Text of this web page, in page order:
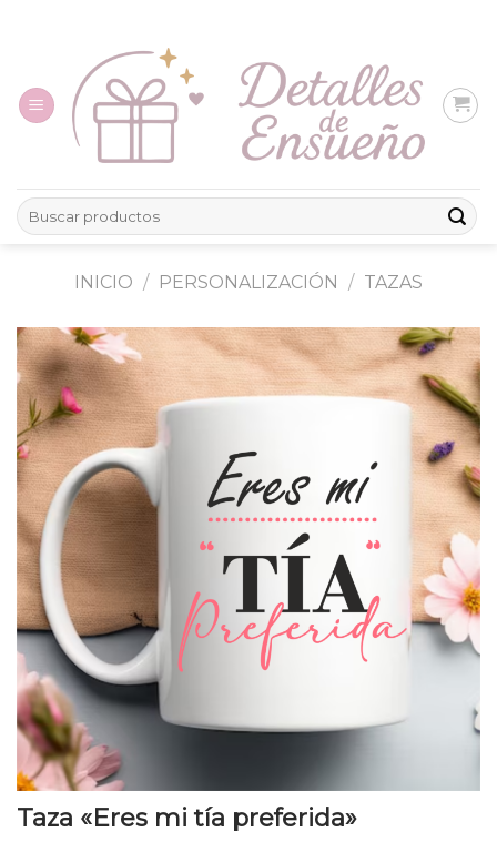
Buscar
por:
INICIO / PERSONALIZACIÓN / TAZAS
Taza «Eres mi tía preferida»